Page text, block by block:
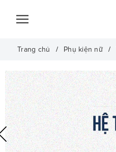
Trang chủ Phụ kiện nữ